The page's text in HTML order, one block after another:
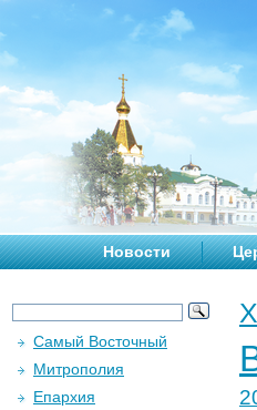
Новости
Самый Восточный
Митрополия
Епархия